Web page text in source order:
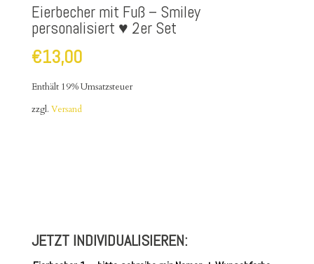
Eierbecher mit Fuß – Smiley
personalisiert ♥ 2er Set
€13,00
Enthält 19% Umsatzsteuer
zzgl. Versand
JETZT INDIVIDUALISIEREN: